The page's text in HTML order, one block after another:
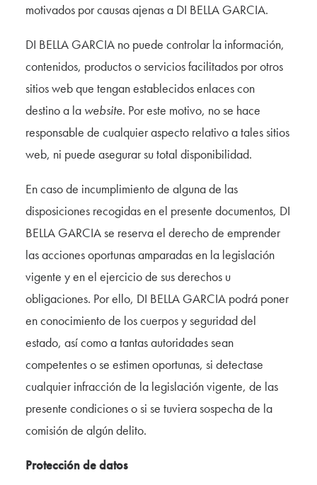
motivados por causas ajenas a DI BELLA GARCIA.
DI BELLA GARCIA no puede controlar la información,
contenidos, productos o servicios facilitados por otros
sitios web que tengan establecidos enlaces con
destino a la website. Por este motivo, no se hace
responsable de cualquier aspecto relativo a tales sitios
web, ni puede asegurar su total disponibilidad.
En caso de incumplimiento de alguna de las
disposiciones recogidas en el presente documentos, DI
BELLA GARCIA se reserva el derecho de emprender
las acciones oportunas amparadas en la legislación
vigente y en el ejercicio de sus derechos u
obligaciones. Por ello, DI BELLA GARCIA podrá poner
en conocimiento de los cuerpos y seguridad del
estado, así como a tantas autoridades sean
competentes o se estimen oportunas, si detectase
cualquier infracción de la legislación vigente, de las
presente condiciones o si se tuviera sospecha de la
comisión de algún delito.
Protección de datos